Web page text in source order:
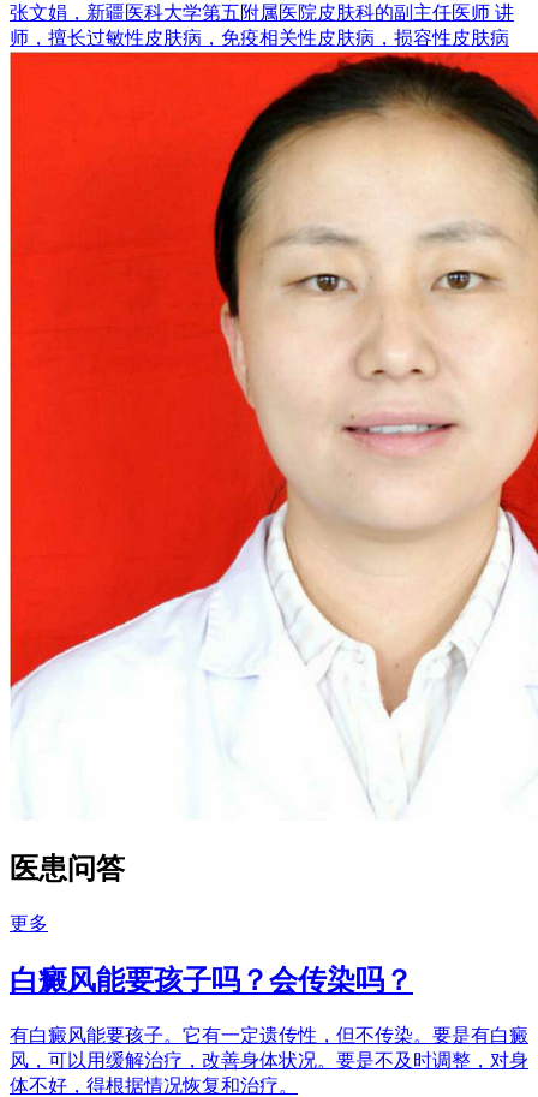
张文娟，新疆医科大学第五附属医院皮肤科的副主任医师 讲
师，擅长过敏性皮肤病，免疫相关性皮肤病，损容性皮肤病
医患问答
更多
白癜风能要孩子吗？会传染吗？
有白癜风能要孩子。它有一定遗传性，但不传染。要是有白癜
风，可以用缓解治疗，改善身体状况。要是不及时调整，对身
体不好，得根据情况恢复和治疗。